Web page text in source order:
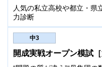
人気の私立高校や都立・県
力診断
中3
開成実戦オープン模試［